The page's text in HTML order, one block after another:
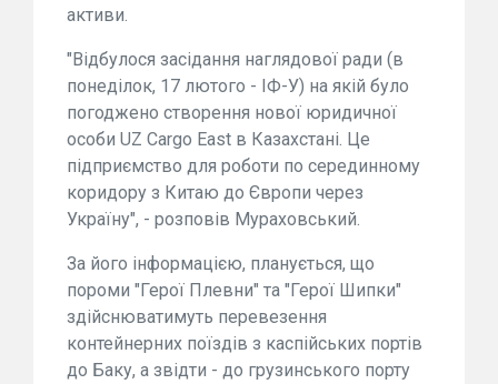
активи.
"Відбулося засідання наглядової ради (в
понеділок, 17 лютого - ІФ-У) на якій було
погоджено створення нової юридичної
особи UZ Cargo East в Казахстані. Це
підприємство для роботи по серединному
коридору з Китаю до Європи через
Україну", - розповів Мураховський.
За його інформацією, планується, що
пороми "Герої Плевни" та "Герої Шипки"
здійснюватимуть перевезення
контейнерних поїздів з каспійських портів
до Баку, а звідти - до грузинського порту